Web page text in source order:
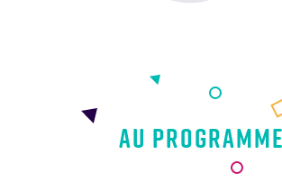
Au programme